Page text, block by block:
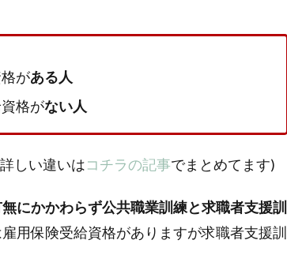
がある人
格がない人
しい違いはコチラの記事でまとめてます)
にかかわらず公共職業訓練と求職者支援訓
用保険受給資格がありますが求職者支援訓